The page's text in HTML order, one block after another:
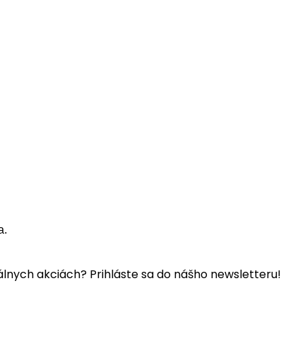
akciách? Prihláste sa do nášho newsletteru!